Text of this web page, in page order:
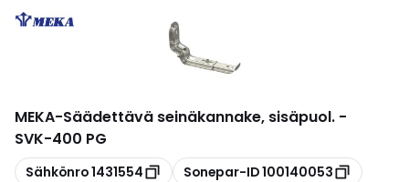
MEKA-Säädettävä seinäkannake, sisäpuol. -
SVK-400 PG
Kopioi
Sähkönro1431554 Kopioi
Sonepar-ID100140053